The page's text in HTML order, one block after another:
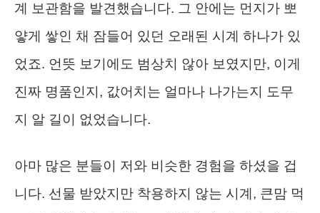
계 보관함을 발견했습니다. 그 안에는 먼지가 뽀
얗게 쌓인 채 잠들어 있던 오래된 시계 하나가 있
었죠. 언뜻 보기에도 범상치 않아 보였지만, 이게
진짜 명품인지, 값어치는 얼마나 나가는지 도무
지 알 길이 없었습니다.
아마 많은 분들이 저와 비슷한 경험을 하셨을 겁
니다. 선물 받았지만 착용하지 않는 시계, 큰맘 먹